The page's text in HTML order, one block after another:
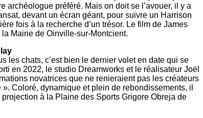
archéologue préféré. Mais on doit se l’avouer, il y a
devant un écran géant, pour suivre un Harrison
fois à la recherche d’un trésor. Le film de James
Mairie de Oinville-sur-­Montcient.
les chats, c’est bien le dernier volet en date qui se
en 2022, le studio Dreamworks et le réalisateur Joël
novatrices que ne renieraient pas les créateurs
Coloré, dynamique et plein de rebondissements, il
à la Plaine des Sports Grigore Obreja de